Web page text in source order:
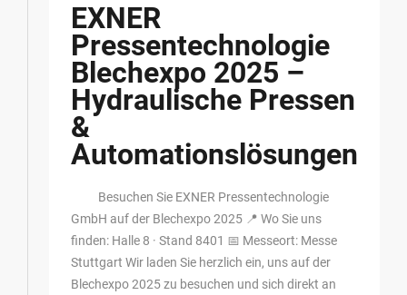
EXNER
Pressentechnologie
Blechexpo 2025 –
Hydraulische Pressen
&
Automationslösungen
Besuchen Sie EXNER Pressentechnologie
GmbH auf der Blechexpo 2025 📍 Wo Sie uns
finden: Halle 8 · Stand 8401 📅 Messeort: Messe
Stuttgart Wir laden Sie herzlich ein, uns auf der
Blechexpo 2025 zu besuchen und sich direkt an